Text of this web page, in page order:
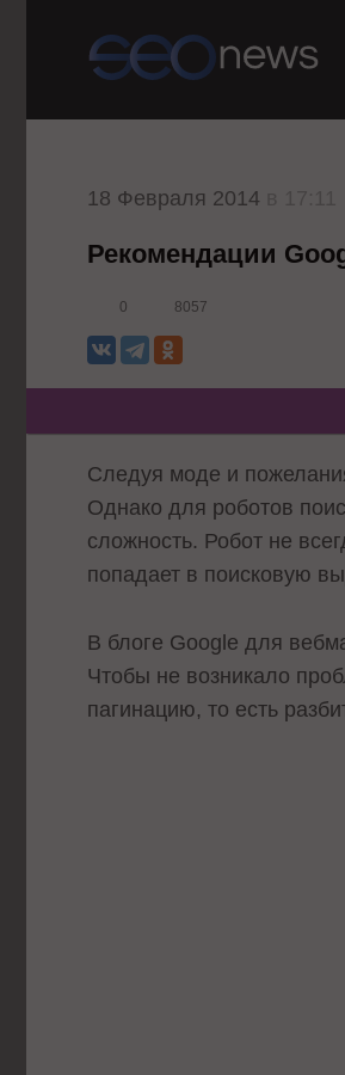
18 Февраля 2014
Рекомендации
0 8057
Следуя моде и
Однако для роботов
сложность. Робот не
попадает в поисковую
В блоге Google для
Чтобы не возникало
пагинацию, то есть